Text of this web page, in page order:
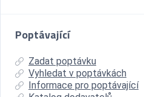
Poptávající
Zadat poptávku
Vyhledat v poptávkách
Informace pro poptávající